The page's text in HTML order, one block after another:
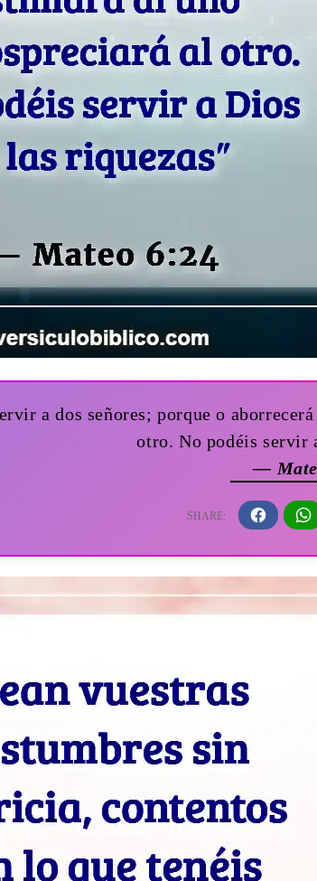
a dos señores; porque o
otro. No podéis servir
—